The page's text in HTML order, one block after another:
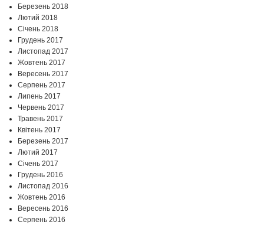
Березень 2018
Лютий 2018
Січень 2018
Грудень 2017
Листопад 2017
Жовтень 2017
Вересень 2017
Серпень 2017
Липень 2017
Червень 2017
Травень 2017
Квітень 2017
Березень 2017
Лютий 2017
Січень 2017
Грудень 2016
Листопад 2016
Жовтень 2016
Вересень 2016
Серпень 2016